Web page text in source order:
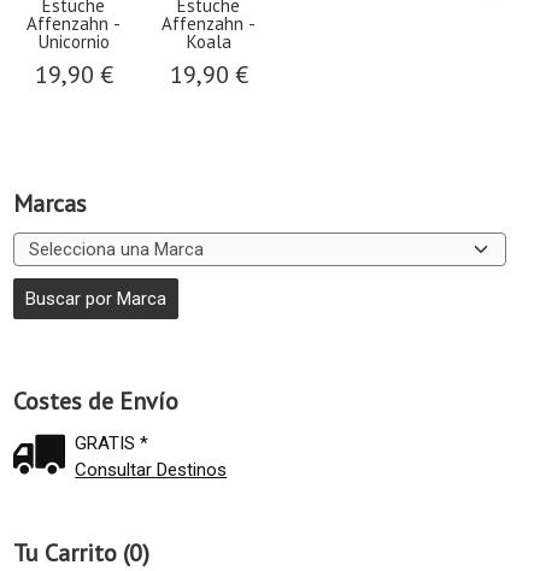
Marcas
Costes de Envío
GRATIS *
Consultar Destinos
Tu Carrito (0)
Estuche
Affenzahn -
Unicornio
19,90 €
Estuche
Affenzahn -
Koala
19,90 €